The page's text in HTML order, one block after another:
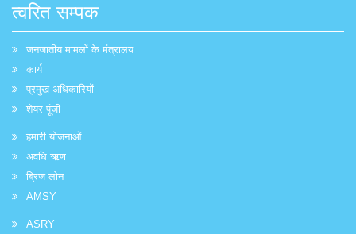
त्वरित सम्पक
जनजातीय मामलों के मंत्रालय
कार्य
प्रमुख अधिकारियों
शेयर पूंजी
हमारी योजनाओं
अवधि ऋण
ब्रिज लोन
AMSY
ASRY